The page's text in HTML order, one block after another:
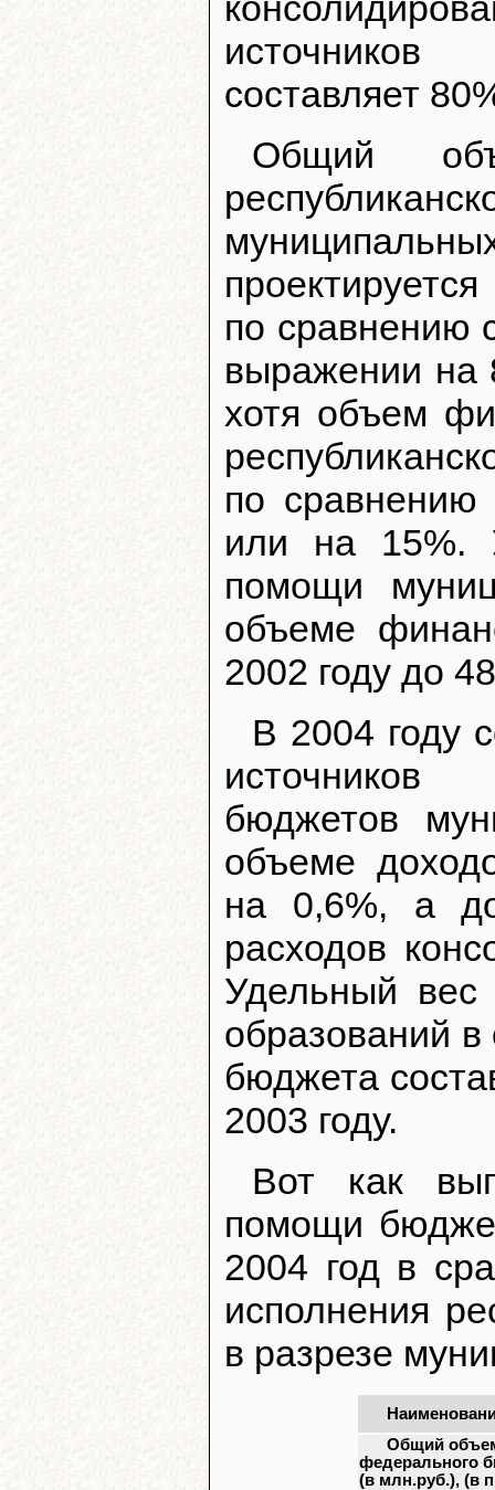
составляет
Общий
по сравнению
выражении на
хотя объем
по
или на 15%.
помощи
объеме
2002 году до
В 2004 году
источников
бюджетов
объеме
на 0,6%, а
расходов
Удельный вес
образований
бюджета
2003 году.
Вот как
помощи
2004 год в
исполнения
в разрезе
Общий
федерального
(в млн.руб.), (в